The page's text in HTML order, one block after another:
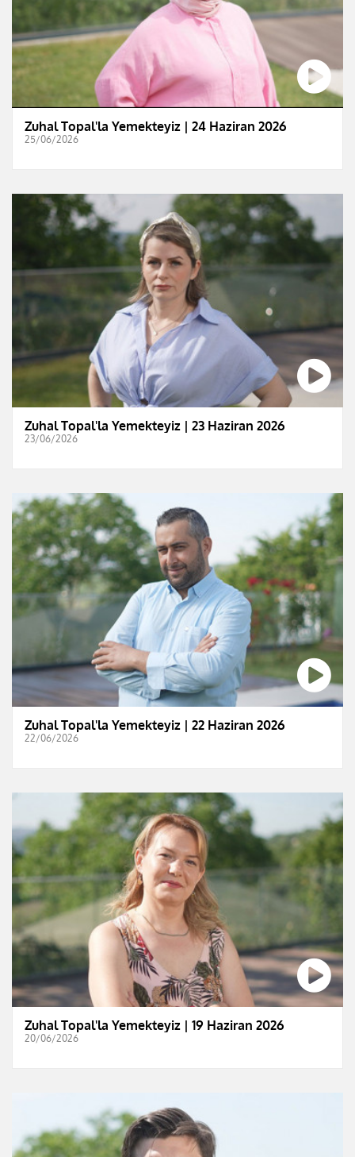
Zuhal Topal'la Yemekteyiz | 24 Haziran 2026
25/06/2026
Zuhal Topal'la Yemekteyiz | 23 Haziran 2026
23/06/2026
Zuhal Topal'la Yemekteyiz | 22 Haziran 2026
22/06/2026
Zuhal Topal'la Yemekteyiz | 19 Haziran 2026
20/06/2026